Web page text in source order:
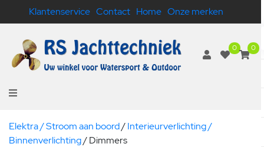
Klantenservice Contact Home Onze merken
0 0
Elektra / Stroom aan boord/Interieurverlichting /
Binnenverlichting/Dimmers